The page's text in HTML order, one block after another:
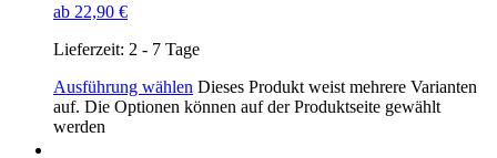
ab 22,90 €
Lieferzeit: 2 - 7 Tage
Ausführung wählen Dieses Produkt weist mehrere Varianten
auf. Die Optionen können auf der Produktseite gewählt
werden